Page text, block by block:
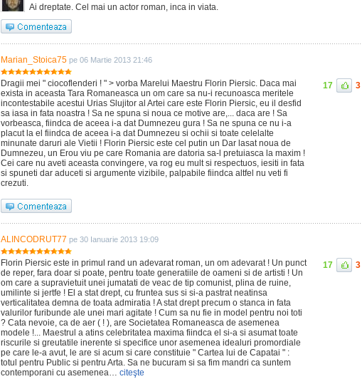
Ai dreptate. Cel mai un actor roman, inca in viata.
Marian_Stoica75 pe 06 Martie 2013 21:46
Dragii mei " ciocoflenderi ! " > vorba Marelui Maestru Florin Piersic. Daca mai
exista in aceasta Tara Romaneasca un om care sa nu-i recunoasca meritele
incontestabile acestui Urias Slujitor al Artei care este Florin Piersic, eu il desfid
sa iasa in fata noastra ! Sa ne spuna si noua ce motive are,... daca are ! Sa
vorbeasca, fiindca de aceea i-a dat Dumnezeu gura ! Sa ne spuna ce nu i-a
placut la el fiindca de aceea i-a dat Dumnezeu si ochii si toate celelalte
minunate daruri ale Vietii ! Florin Piersic este cel putin un Dar lasat noua de
Dumnezeu, un Erou viu pe care Romania are datoria sa-l pretuiasca la maxim !
Cei care nu aveti aceasta convingere, va rog eu mult si respectuos, iesiti in fata
si spuneti dar aduceti si argumente vizibile, palpabile fiindca altfel nu veti fi
crezuti.
17 3
ALINCODRUT77 pe 30 Ianuarie 2013 19:09
Florin Piersic este in primul rand un adevarat roman, un om adevarat ! Un punct
de reper, fara doar si poate, pentru toate generatiile de oameni si de artisti ! Un
om care a supravietuit unei jumatati de veac de tip comunist, plina de ruine,
umilinte si jertfe ! El a stat drept, cu fruntea sus si si-a pastrat neatinsa
verticalitatea demna de toata admiratia ! A stat drept precum o stanca in fata
valurilor furibunde ale unei mari agitate ! Cum sa nu fie in model pentru noi toti
? Cata nevoie, ca de aer ( ! ), are Societatea Romaneasca de asemenea
modele !... Maestrul a atins celebritatea maxima fiindca el si-a si asumat toate
riscurile si greutatile inerente si specifice unor asemenea idealuri promordiale
pe care le-a avut, le are si acum si care constituie " Cartea lui de Capatai " :
totul pentru Public si pentru Arta. Sa ne bucuram si sa fim mandri ca suntem
contemporani cu asemenea… citeşte
17 3